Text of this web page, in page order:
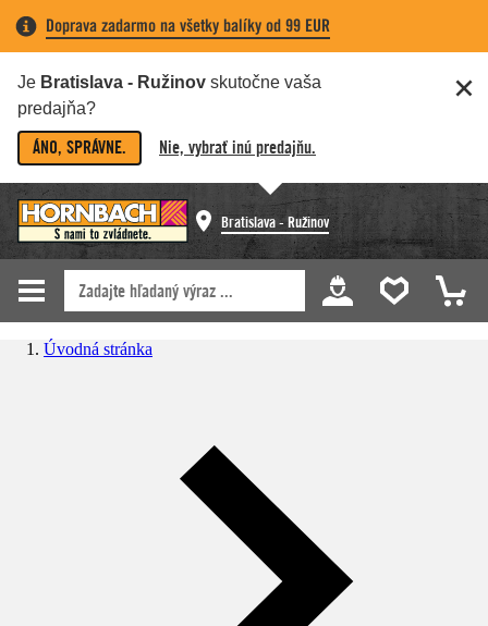
Doprava zadarmo na všetky balíky od 99 EUR
Je Bratislava - Ružinov skutočne vaša
predajňa?
ÁNO, SPRÁVNE. Nie, vybrať inú predajňu.
Bratislava - Ružinov
Úvodná stránka